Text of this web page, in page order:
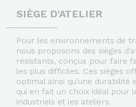
SIÈGE D'ATELIER
Pour les environnements de
nous proposons des sièges
résistants, conçus pour faire
les plus difficiles. Ces sièges
optimal ainsi qu'une durabilité
qui en fait un choix idéal pour
industriels et les ateliers.